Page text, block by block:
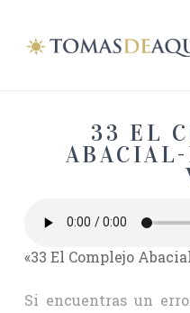
33 EL
«33 El Complejo
Si encuentras un